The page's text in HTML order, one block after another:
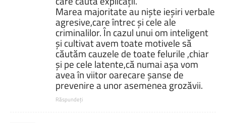
Marea majoritate au niște ieșiri verbale
agresive,care întrec și cele ale
criminalilor. În cazul unui om inteligent
și cultivat avem toate motivele să
căutăm cauzele de toate felurile ,chiar
și pe cele latente,că numai așa vom
avea în viitor oarecare șanse de
prevenire a unor asemenea grozăvii.
Răspundeți